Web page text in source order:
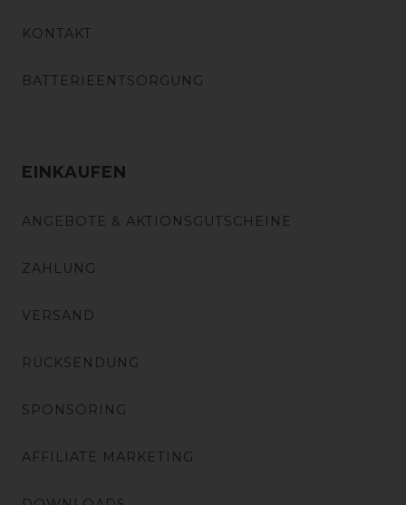
KONTAKT
BATTERIEENTSORGUNG
EINKAUFEN
ANGEBOTE & AKTIONSGUTSCHEINE
ZAHLUNG
VERSAND
RÜCKSENDUNG
SPONSORING
AFFILIATE MARKETING